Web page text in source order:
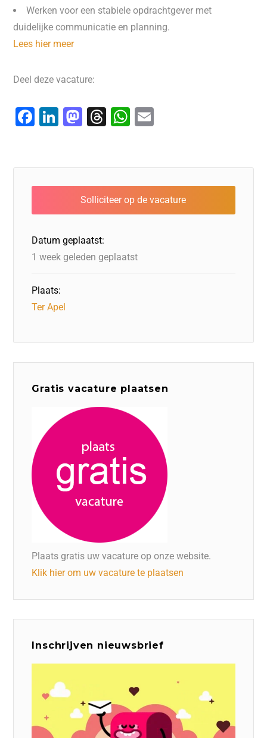
Werken voor een stabiele opdrachtgever met
duidelijke communicatie en planning.
Lees hier meer
Deel deze vacature:
F
e
b
o
o
k
Li
e
dI
n
M
o
d
o
n
T
a
d
s
W
s
A
p
l
Datum geplaatst:
1 week geleden geplaatst
Plaats:
Ter Apel
Gratis vacature plaatsen
Plaats gratis uw vacature op onze website.
Klik hier om uw vacature te plaatsen
Inschrijven nieuwsbrief